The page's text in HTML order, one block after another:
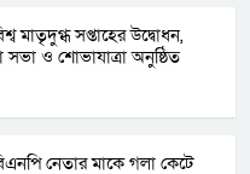
মাতৃদুগ্ধ সপ্তাহের উদ্বোধন,
ও শোভাযাত্রা অনুষ্ঠিত
নেতার মাকে গলা কেটে